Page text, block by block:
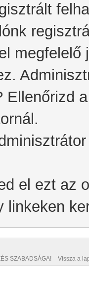
megfelelő
Ellenőrizd
el ezt az
linkeken
SZABADSÁGA! Vissza a